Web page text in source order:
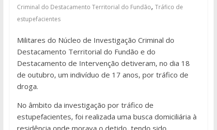
Criminal do Destacamento Territorial do Fundão, Tráfico de
estupefacientes
Militares do Núcleo de Investigação Criminal do
Destacamento Territorial do Fundão e do
Destacamento de Intervenção detiveram, no dia 18
de outubro, um indivíduo de 17 anos, por tráfico de
droga.
No âmbito da investigação por tráfico de
estupefacientes, foi realizada uma busca domiciliária à